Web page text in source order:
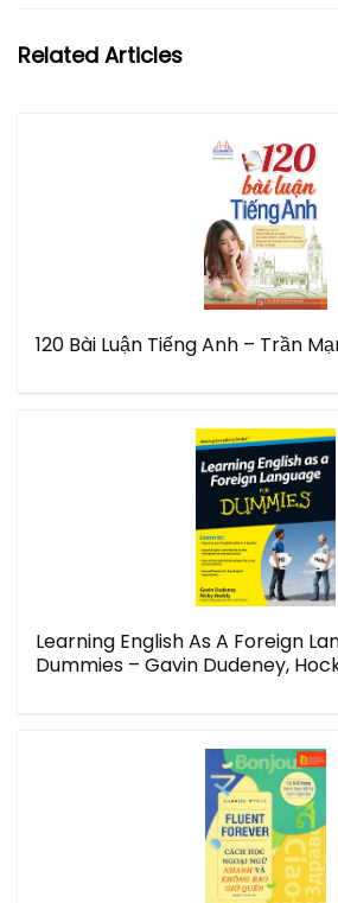
Related Articles
120 Bài Luận Tiếng Anh – Trần
Learning English As A Foreign
Dummies – Gavin Dudeney,